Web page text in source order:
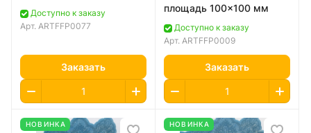
Доступно к заказу
Арт. ARTFFP0077
Заказать
площадь 100x100 мм
Доступно к заказу
Арт. ARTFFP0009
Заказать
НОВИНКА НОВИНКА